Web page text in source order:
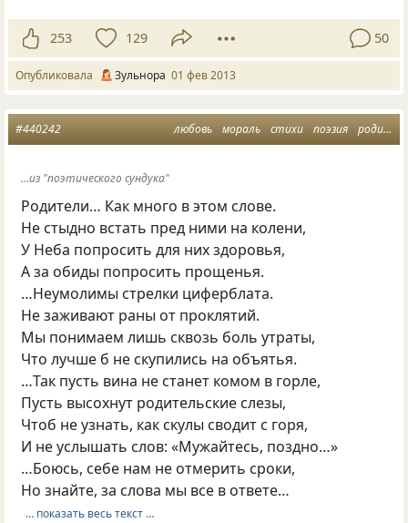
253 129 50
Опубликовала Зульнора 01 фев 2013
любовь мораль стихи поэзия родители
#440242
...из "поэтического сундука"
Родители… Как много в этом слове.
Не стыдно встать пред ними на колени,
У Неба попросить для них здоровья,
А за обиды попросить прощенья.
…Неумолимы стрелки циферблата.
Не заживают раны от проклятий.
Мы понимаем лишь сквозь боль утраты,
Что лучше б не скупились на объятья.
…Так пусть вина не станет комом в горле,
Пусть высохнут родительские слезы,
Чтоб не узнать, как скулы сводит с горя,
И не услышать слов: «Мужайтесь, поздно…»
…Боюсь, себе нам не отмерить сроки,
Но знайте, за слова мы все в ответе…
… показать весь текст …